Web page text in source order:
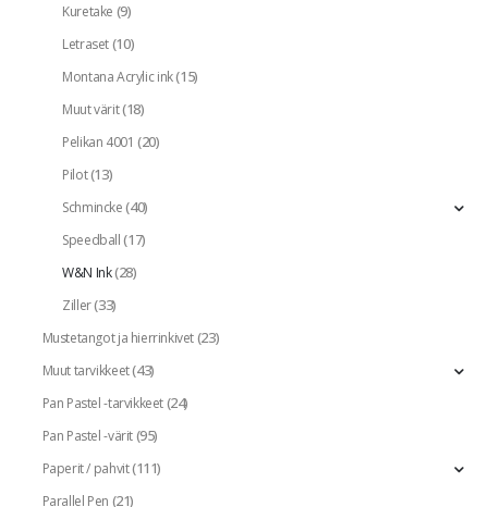
Kuretake (9)
Letraset(10)
Montana Acrylic ink(15)
Muut värit(18)
Pelikan 4001 (20)
Pilot(13)
Schmincke(40)
Speedball(17)
W&N Ink(28)
Ziller(33)
Mustetangot ja hierrinkivet(23)
Muut tarvikkeet(43)
Pan Pastel -tarvikkeet(24)
Pan Pastel -värit(95)
Paperit / pahvit(111)
Parallel Pen (21)